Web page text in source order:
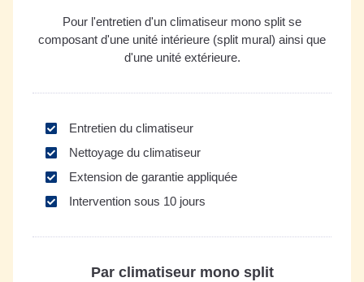
Pour l'entretien d'un climatiseur mono split se
composant d'une unité intérieure (split mural) ainsi que
d'une unité extérieure.
Entretien du climatiseur
Nettoyage du climatiseur
Extension de garantie appliquée
Intervention sous 10 jours
Par climatiseur mono split